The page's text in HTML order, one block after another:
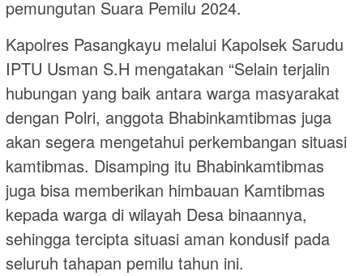
pemungutan Suara Pemilu 2024.
Kapolres Pasangkayu melalui Kapolsek Sarudu
IPTU Usman S.H mengatakan “Selain terjalin
hubungan yang baik antara warga masyarakat
dengan Polri, anggota Bhabinkamtibmas juga
akan segera mengetahui perkembangan situasi
kamtibmas. Disamping itu Bhabinkamtibmas
juga bisa memberikan himbauan Kamtibmas
kepada warga di wilayah Desa binaannya,
sehingga tercipta situasi aman kondusif pada
seluruh tahapan pemilu tahun ini.